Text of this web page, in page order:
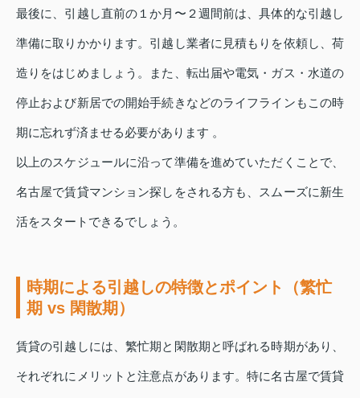
最後に、引越し直前の１か月〜２週間前は、具体的な引越し
準備に取りかかります。引越し業者に見積もりを依頼し、荷
造りをはじめましょう。また、転出届や電気・ガス・水道の
停止および新居での開始手続きなどのライフラインもこの時
期に忘れず済ませる必要があります 。
以上のスケジュールに沿って準備を進めていただくことで、
名古屋で賃貸マンション探しをされる方も、スムーズに新生
活をスタートできるでしょう。
時期による引越しの特徴とポイント（繁忙
期 vs 閑散期）
賃貸の引越しには、繁忙期と閑散期と呼ばれる時期があり、
それぞれにメリットと注意点があります。特に名古屋で賃貸